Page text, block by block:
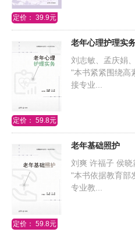
定价： 39.9元
定价： 59.8元
老年心理护理实
刘志敏、孟庆娟
"本书紧紧围绕高
接专业...
定价： 59.8元
老年基础照护
刘爽 许福子
"本书依据教育部
专业教...